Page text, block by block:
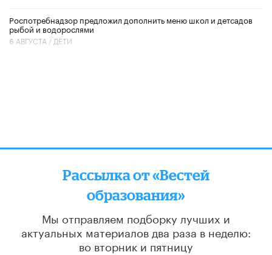
Роспотребнадзор предложил дополнить меню школ и детсадов
рыбой и водорослями
6 АВГУСТА / ДЕТИ
Рассылка от «Вестей
образования»
Мы отправляем подборку лучших и
актуальных материалов два раза в неделю:
во вторник и пятницу